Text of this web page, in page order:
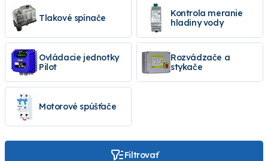
Frekvenčný menič ITTP
Tlakové spínače
Kontrola meranie
hladiny vody
Ovládacie jednotky
Pilot
Rozvádzače a
stykače
Motorové spúšťače
Filtrovať